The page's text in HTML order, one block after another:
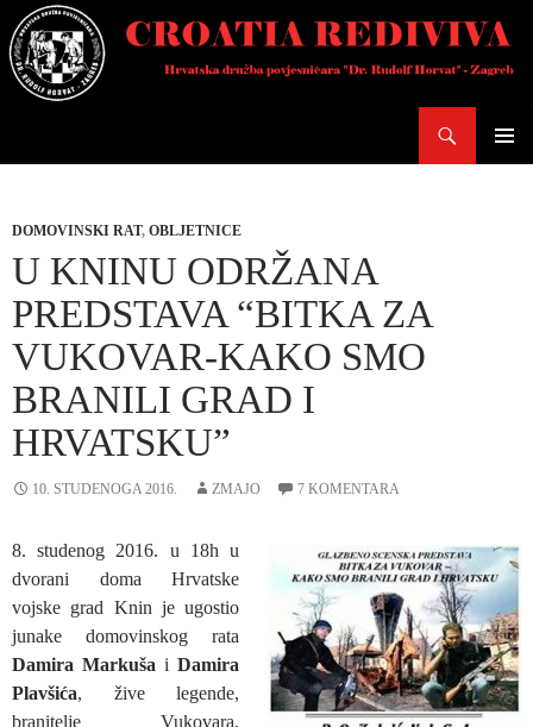
Skoči
do
sadržaja
DOMOVINSKI RAT, OBLJETNICE
U KNINU ODRŽANA
PREDSTAVA “BITKA ZA
VUKOVAR-KAKO SMO
BRANILI GRAD I
HRVATSKU”
10. STUDENOGA 2016. ZMAJO 7 KOMENTARA
8. studenog 2016. u 18h u
dvorani doma Hrvatske
vojske grad Knin je ugostio
junake domovinskog rata
Damira Markuša i Damira
Plavšića, žive legende,
branitelje Vukovara,